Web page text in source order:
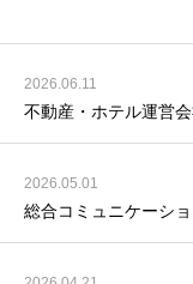
2026.06.11
不動産・ホテル運営
2026.05.01
総合コミュニケーシ